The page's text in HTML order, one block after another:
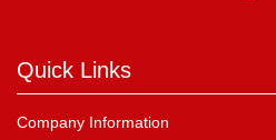
Quick Links
Company Information